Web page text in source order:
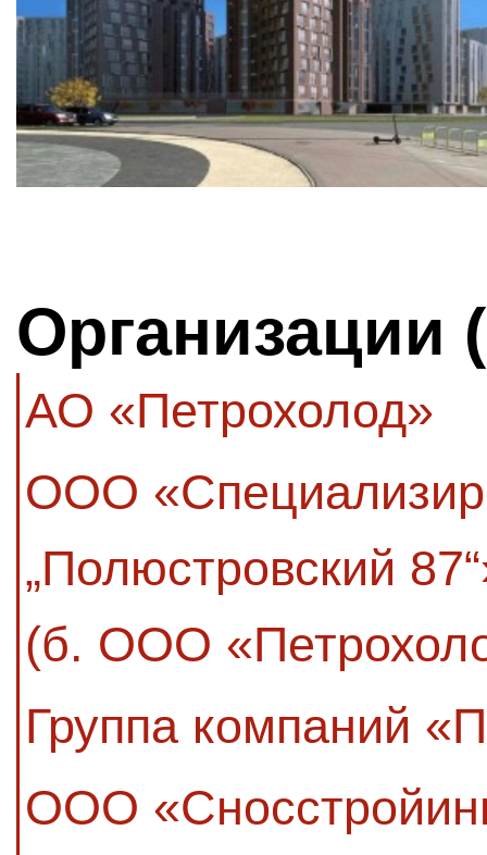
Организации
АО «Петрохолод»
ООО
„Полюстровский
(б. ООО
Группа компаний
ООО